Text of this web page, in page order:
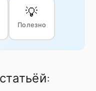
💡
Полезно